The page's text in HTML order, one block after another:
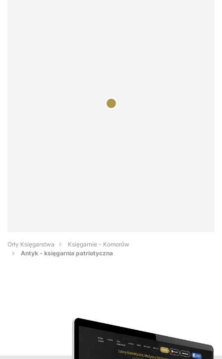
Orły Księgarstwa
Księgarnie - Komorów
Antyk - księgarnia patriotyczna